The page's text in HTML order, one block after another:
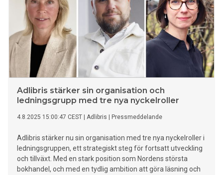
Adlibris stärker sin organisation och
ledningsgrupp med tre nya nyckelroller
4.8.2025 15:00:47 CEST Adlibris Pressmeddelande
Adlibris stärker nu sin organisation med tre nya nyckelroller i
ledningsgruppen, ett strategiskt steg för fortsatt utveckling
och tillväxt. Med en stark position som Nordens största
bokhandel, och med en tydlig ambition att göra läsning och